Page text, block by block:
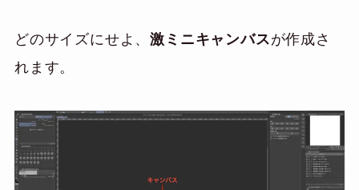
どのサイズにせよ、激ミニキャンバスが作成さ
れます。